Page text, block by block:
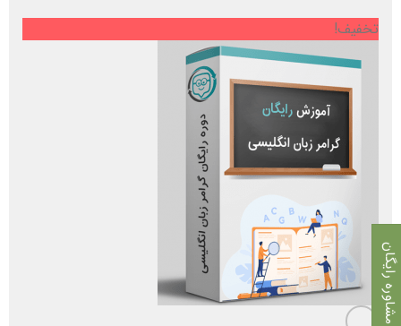
تخفیف!
مشاوره رایگان